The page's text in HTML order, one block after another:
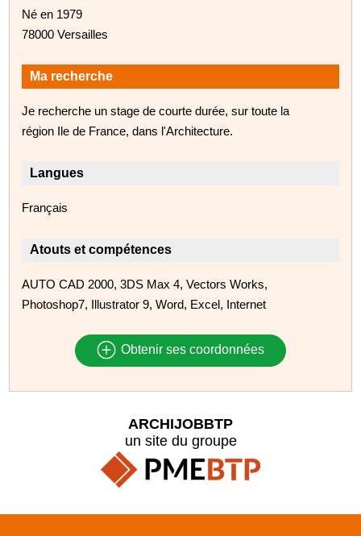
Né en 1979
78000 Versailles
Ma recherche
Je recherche un stage de courte durée, sur toute la
région Ile de France, dans l'Architecture.
Langues
Français
Atouts et compétences
AUTO CAD 2000, 3DS Max 4, Vectors Works,
Photoshop7, Illustrator 9, Word, Excel, Internet
Obtenir ses coordonnées
ARCHIJOBBTP
un site du groupe